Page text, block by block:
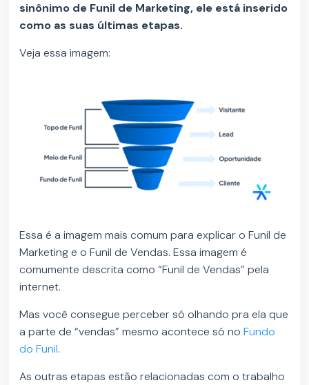
sinônimo de Funil de Marketing, ele está inserido
como as suas últimas etapas.
Veja essa imagem:
Essa é a imagem mais comum para explicar o Funil de
Marketing e o Funil de Vendas. Essa imagem é
comumente descrita como “Funil de Vendas” pela
internet.
Mas você consegue perceber só olhando pra ela que
a parte de “vendas” mesmo acontece só noFundo
do Funil.
As outras etapas estão relacionadas com o trabalho